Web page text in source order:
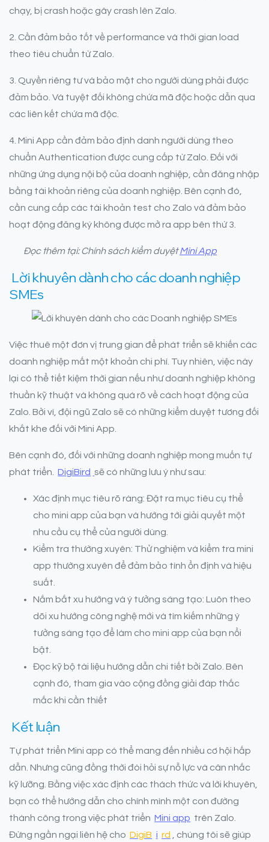
chạy, bị crash hoặc gây crash lên Zalo.
2. Cần đảm bảo tốt về performance và thời gian load
theo tiêu chuẩn từ Zalo.
3. Quyền riêng tư và bảo mật cho người dùng phải được
đảm bảo. Và tuyệt đối không chứa mã độc hoặc dẫn qua
các liên kết chứa mã độc.
4. Mini App cần đảm bảo định danh người dùng theo
chuẩn Authentication được cung cấp từ Zalo. Đối với
những ứng dụng nội bộ của doanh nghiệp, cần đăng nhập
bằng tài khoản riêng của doanh nghiệp. Bên cạnh đó,
cần cung cấp các tài khoản test cho Zalo và đảm bảo
hoạt động đăng ký không được mở ra app bên thứ 3.
Đọc thêm tại: Chính sách kiểm duyệtMini App
Lời khuyên dành cho các doanh nghiệp
SMEs
Việc thuê một đơn vị trung gian để phát triển sẽ khiến các
doanh nghiệp mất một khoản chi phí. Tuy nhiên, việc này
lại có thể tiết kiệm thời gian nếu như doanh nghiệp không
thuần kỹ thuật và không quá rõ về cách hoạt động của
Zalo. Bởi vì, đội ngũ Zalo sẽ có những kiểm duyệt tương đối
khắt khe đối với Mini App.
Bên cạnh đó, đối với những doanh nghiệp mong muốn tự
phát triển. DigiBird sẽ có những lưu ý như sau:
Xác định mục tiêu rõ ràng: Đặt ra mục tiêu cụ thể
cho mini app của bạn và hướng tới giải quyết một
nhu cầu cụ thể của người dùng.
Kiểm tra thường xuyên: Thử nghiệm và kiểm tra mini
app thường xuyên để đảm bảo tính ổn định và hiệu
suất.
Nắm bắt xu hướng và ý tưởng sáng tạo: Luôn theo
dõi xu hướng công nghệ mới và tìm kiếm những ý
tưởng sáng tạo để làm cho mini app của bạn nổi
bật.
Đọc kỹ bộ tài liệu hướng dẫn chi tiết bởi Zalo. Bên
cạnh đó, tham gia vào cộng đồng giải đáp thắc
mắc khi cần thiết
Kết luận
Tự phát triển Mini app có thể mang đến nhiều cơ hội hấp
dẫn. Nhưng cũng đồng thời đòi hỏi sự nỗ lực và cân nhắc
kỹ lưỡng. Bằng việc xác định các thách thức và lời khuyên,
bạn có thể hướng dẫn cho chính mình một con đường
thành công trong việc phát triển Mini app trên Zalo.
Đừng ngần ngại liên hệ cho DigiB i rd , chúng tôi sẽ giúp